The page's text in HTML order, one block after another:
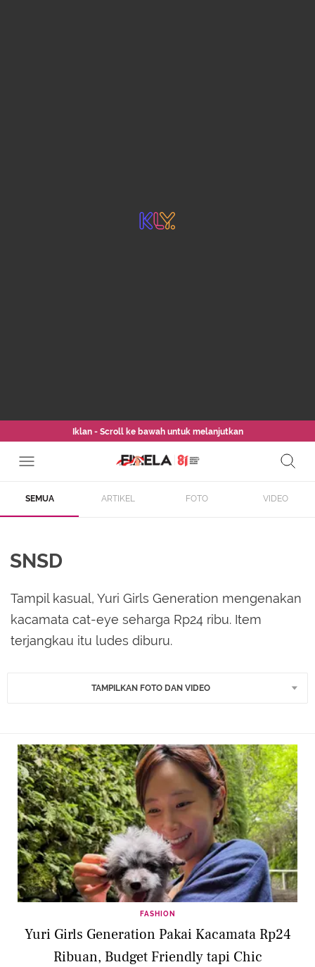
Iklan - Scroll ke bawah untuk melanjutkan
SEMUA ARTIKEL FOTO VIDEO
SNSD
Tampil kasual, Yuri Girls Generation mengenakan
kacamata cat-eye seharga Rp24 ribu. Item
terjangkau itu ludes diburu.
TAMPILKAN FOTO DAN VIDEO
FASHION
Yuri Girls Generation Pakai Kacamata Rp24
Ribuan, Budget Friendly tapi Chic